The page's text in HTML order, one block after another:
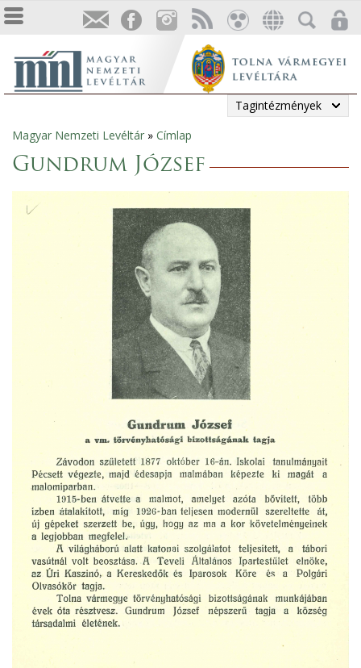
Tagintézmények
Jelenlegi
hely
Magyar Nemzeti Levéltár » Címlap
Gundrum József